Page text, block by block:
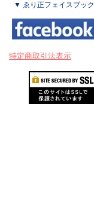
▼ ゑり正フェイスブック
特定商取引法表示